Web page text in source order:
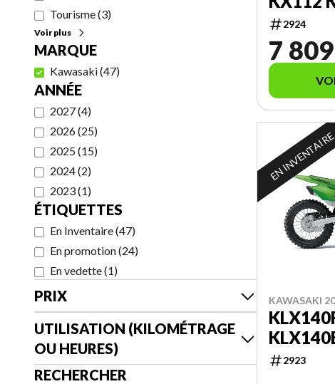
Tourisme(3)
Voir plus
MARQUE
Kawasaki(47)
ANNÉE
2027(4)
2026(25)
2025(15)
2024(2)
2023(1)
ÉTIQUETTES
En Inventaire(47)
En promotion(24)
En vedette(1)
PRIX
UTILISATION (KILOMÉTRAGE
OU HEURES)
RECHERCHER
2924
7
EN INVENTAIRE
KAWASAKI
2923